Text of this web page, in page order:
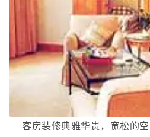
客房装修典雅华贵，宽松的